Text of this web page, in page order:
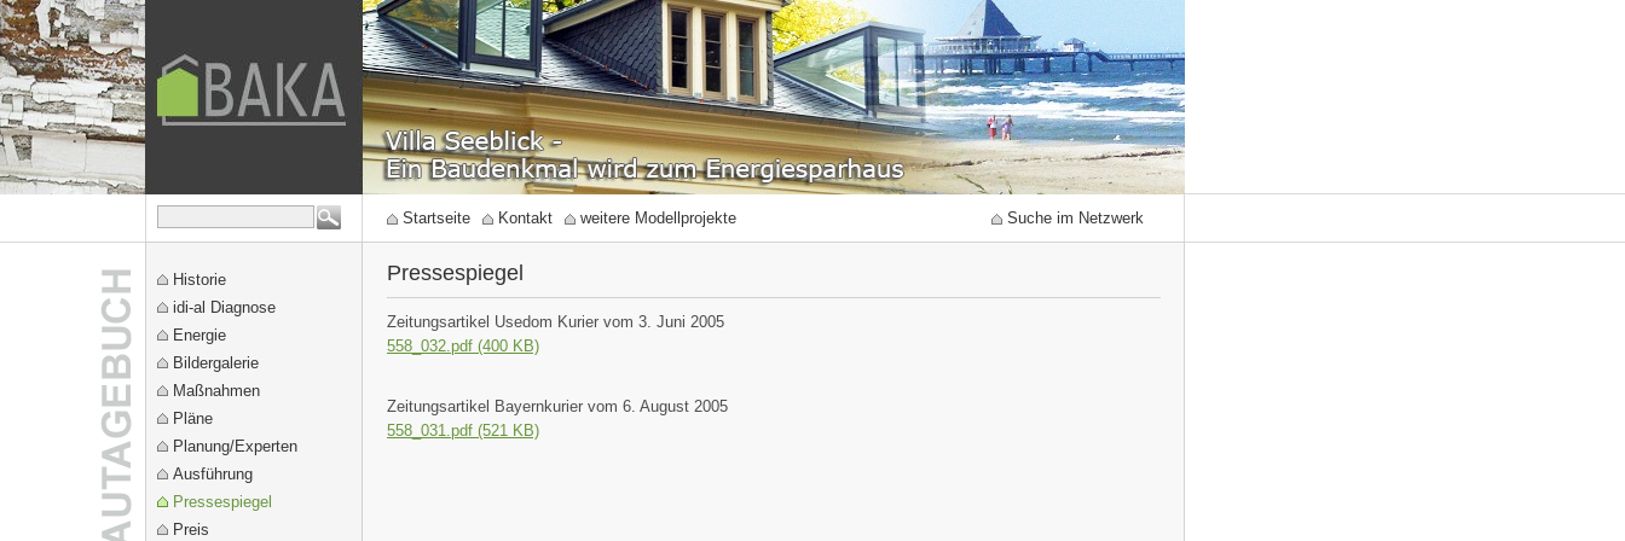
Startseite Kontakt weitere Modellprojekte Suche im Netzwerk
Historie
idi-al Diagnose
Energie
Bildergalerie
Maßnahmen
Pläne
Planung/Experten
Ausführung
Pressespiegel
Preis
Pressespiegel
Zeitungsartikel Usedom Kurier vom 3. Juni 2005
558_032.pdf (400 KB)
Zeitungsartikel Bayernkurier vom 6. August 2005
558_031.pdf (521 KB)